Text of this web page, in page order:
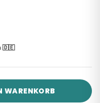
🇩🇪
WARENKORB